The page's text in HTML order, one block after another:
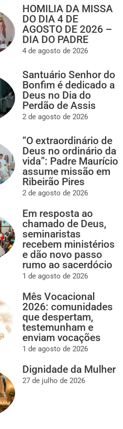
HOMILIA DA MISSA
DO DIA 4 DE
AGOSTO DE 2026 –
DIA DO PADRE
4 de agosto de 2026
Santuário Senhor do
Bonfim é dedicado a
Deus no Dia do
Perdão de Assis
2 de agosto de 2026
“O extraordinário de
Deus no ordinário da
vida”: Padre Maurício
assume missão em
Ribeirão Pires
2 de agosto de 2026
Em resposta ao
chamado de Deus,
seminaristas
recebem ministérios
e dão novo passo
rumo ao sacerdócio
1 de agosto de 2026
Mês Vocacional
2026: comunidades
que despertam,
testemunham e
enviam vocações
1 de agosto de 2026
Dignidade da Mulher
27 de julho de 2026